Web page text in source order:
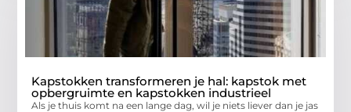
Kapstokken transformeren je hal: kapstok met
opbergruimte en kapstokken industrieel
Als je thuis komt na een lange dag, wil je niets liever dan je jas